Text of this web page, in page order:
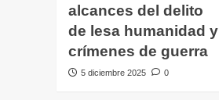
alcances del delito
de lesa humanidad y
crímenes de guerra
5 diciembre 2025 0